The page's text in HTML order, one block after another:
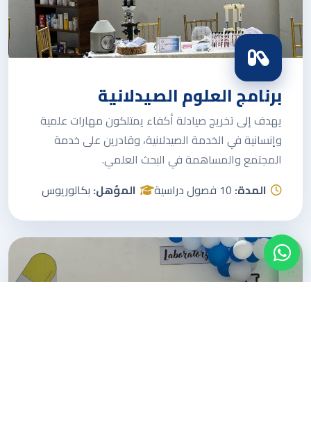
برنامج العلوم الصيدلانية
يهدف إلى تخريج صيادلة أكفاء يمتلكون مهارات علمية
وإنسانية في الخدمة الصيدلانية، وقادرين على خدمة
المجتمع والمساهمة في البحث العلمي.
المدة:10 فصول دراسية المؤهل:بكالوريوس